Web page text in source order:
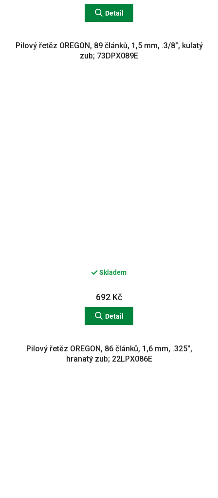
Detail
Pilový řetěz OREGON, 89 článků, 1,5 mm, .3/8", kulatý
zub; 73DPX089E
Skladem
692 Kč
Detail
Pilový řetěz OREGON, 86 článků, 1,6 mm, .325",
hranatý zub; 22LPX086E